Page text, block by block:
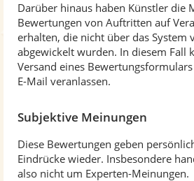
Darüber hinaus haben Künstler die
Bewertungen von Auftritten auf
erhalten, die nicht über das System
abgewickelt wurden. In diesem Fall
Versand eines
E-Mail veranlassen.
Subjektive Meinungen
Diese Bewertungen geben
Eindrücke wieder. Insbesondere
also nicht um Experten-Meinungen.